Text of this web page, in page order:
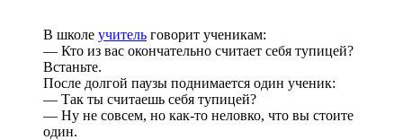
В школе учитель говорит ученикам:
— Кто из вас окончательно считает себя тупицей?
Встаньте.
После долгой паузы поднимается один ученик:
— Так ты считаешь себя тупицей?
— Ну не совсем, но как-то неловко, что вы стоите
один.